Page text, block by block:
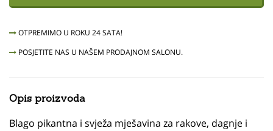
OTPREMIMO U ROKU 24 SATA!
POSJETITE NAS U NAŠEM PRODAJNOM SALONU.
Opis proizvoda
Blago pikantna i svježa mješavina za rakove, dagnje i